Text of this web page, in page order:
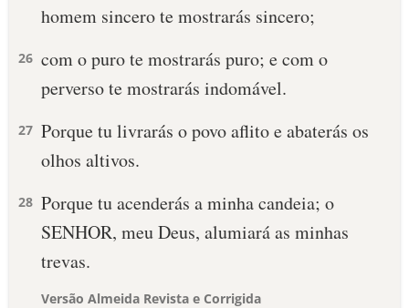
homem sincero te mostrarás sincero;
26 com o puro te mostrarás puro; e com o
perverso te mostrarás indomável.
27 Porque tu livrarás o povo aflito e abaterás os
olhos altivos.
28 Porque tu acenderás a minha candeia; o
SENHOR, meu Deus, alumiará as minhas
trevas.
Versão Almeida Revista e Corrigida